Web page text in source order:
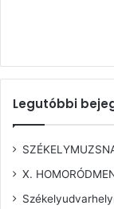
Legutóbbi
X.